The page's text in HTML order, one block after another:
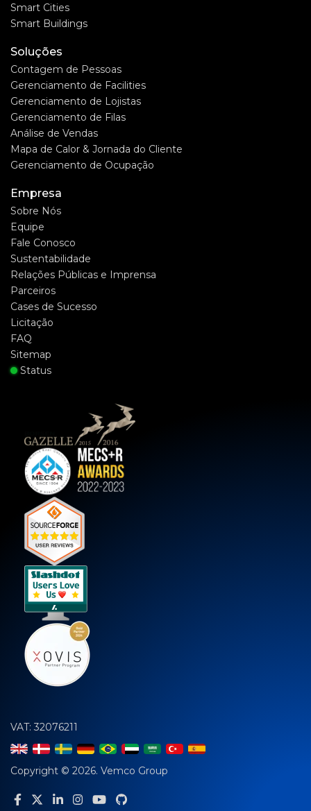
Smart Cities
Smart Buildings
Soluções
Contagem de Pessoas
Gerenciamento de Facilities
Gerenciamento de Lojistas
Gerenciamento de Filas
Análise de Vendas
Mapa de Calor & Jornada do Cliente
Gerenciamento de Ocupação
Empresa
Sobre Nós
Equipe
Fale Conosco
Sustentabilidade
Relações Públicas e Imprensa
Parceiros
Cases de Sucesso
Licitação
FAQ
Sitemap
Status
VAT: 32076211
Copyright © 2026. Vemco Group